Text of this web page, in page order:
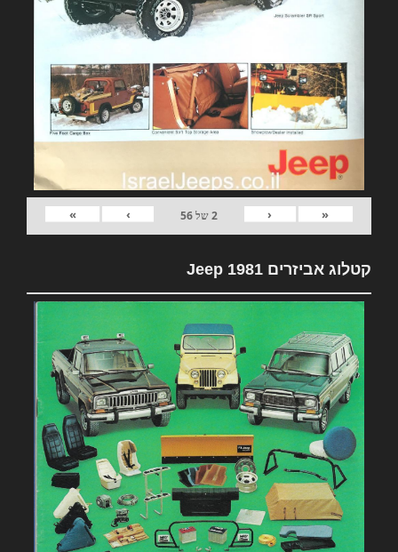
«
‹
2של56
›
»
קטלוג אביזרים 1981 Jeep